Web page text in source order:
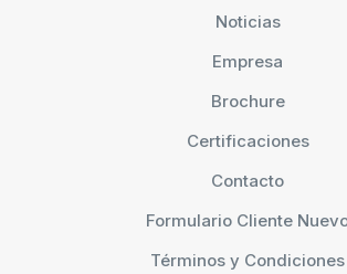
Noticias
Empresa
Brochure
Certificaciones
Contacto
Formulario Cliente
Términos y Condiciones